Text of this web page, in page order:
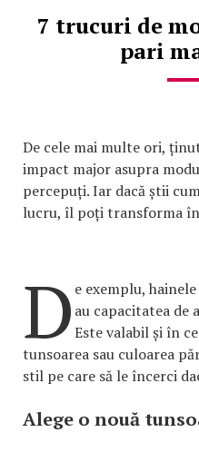
7 trucuri de
pari
De cele mai multe ori,
impact major asupra
percepuți. Iar dacă știi
lucru, îl poți transforma
D e exemplu,
au capacitatea de
Este valabil și în
tunsoarea sau culoarea
stil pe care să le încerci
Alege o nouă